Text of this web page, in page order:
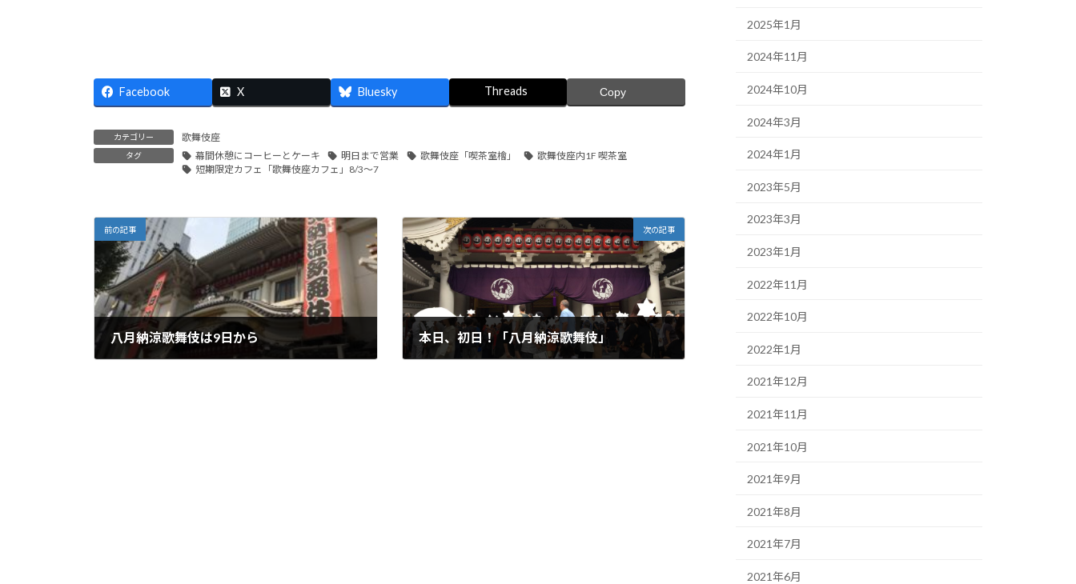
Facebook X Bluesky Threads Copy
カテゴリー 歌舞伎座
タグ 幕間休憩にコーヒーとケーキ 明日まで営業 歌舞伎座「喫茶室檜」
歌舞伎座内1F 喫茶室
短期限定カフェ「歌舞伎座カフェ」8/3～7
前の記事
八月納涼歌舞伎は9日から
次の記事
本日、初日！「八月納涼歌舞伎」
2025年1月
2024年11月
2024年10月
2024年3月
2024年1月
2023年5月
2023年3月
2023年1月
2022年11月
2022年10月
2022年1月
2021年12月
2021年11月
2021年10月
2021年9月
2021年8月
2021年7月
2021年6月